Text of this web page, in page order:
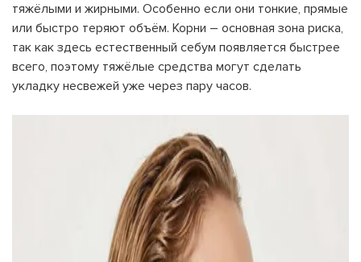
тяжёлыми и жирными. Особенно если они тонкие, прямые
или быстро теряют объём. Корни – основная зона риска,
так как здесь естественный себум появляется быстрее
всего, поэтому тяжёлые средства могут сделать
укладку несвежей уже через пару часов.